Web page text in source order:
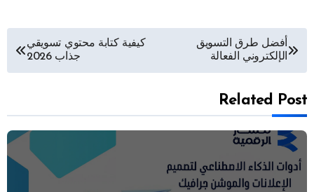
تصفّح
المقالات
أفضل طرق التسويق
الإلكتروني الفعالة
كيفية كتابة محتوي تسويقي
جذاب 2026
Related Post